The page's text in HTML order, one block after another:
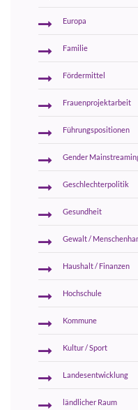
Europa
Familie
Fördermittel
Frauenprojektarbeit
Führungspositionen
Gender
Geschlechterpolitik
Gesundheit
Gewalt /
Haushalt / Finanzen
Hochschule
Kommune
Kultur / Sport
Landesentwicklung
ländlicher Raum